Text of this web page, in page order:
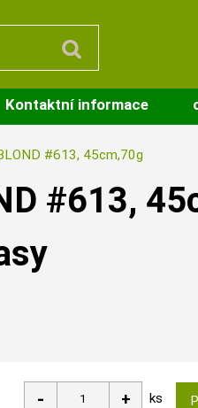
Kontaktní informace
#613, 45cm,70g
#613,
ks